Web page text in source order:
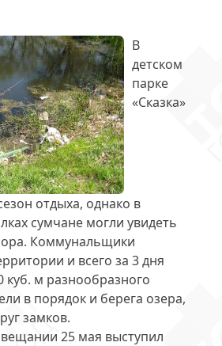
В
детском
парке
«Сказка»
отдыха, однако в
сумчане могли увидеть
Коммунальщики
и всего за 3 дня
куб. м разнообразного
в порядок и берега озера,
замков.
25 мая выступил